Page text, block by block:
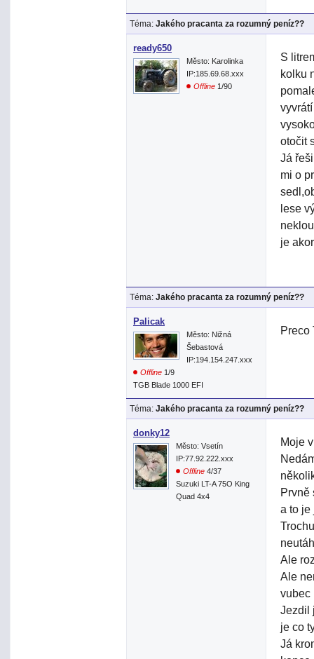
Téma: Jakého pracanta za rozumný peníz??
ready650
Město: Karolinka
IP:185.69.68.xxx
Offline 1/90
S
kolku
otočit
Já
mi o
lese
je
Téma: Jakého pracanta za rozumný peníz??
Palicak
Město: Nižná
Šebastová
IP:194.154.247.xxx
Offline 1/9
TGB Blade 1000 EFI
Preco
Téma: Jakého pracanta za rozumný peníz??
donky12
Město: Vsetín
IP:77.92.222.xxx
Offline 4/37
Suzuki LT-A 75O King
Quad 4x4
Moje
Prvně
a to je
Ale
Ale
vubec
Jezdil
je co
Já